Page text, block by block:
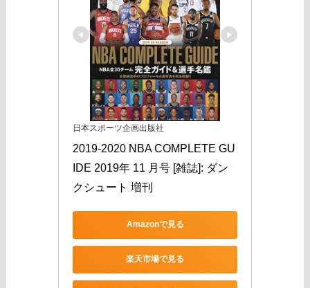
日本スポーツ企画出版社
2019-2020 NBA COMPLETE GU
IDE 2019年 11 月号 [雑誌]: ダン
クシュート 増刊
Amazonで見る
楽天市場で見る